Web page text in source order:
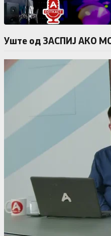
Уште од ЗАСПИЈ АКО